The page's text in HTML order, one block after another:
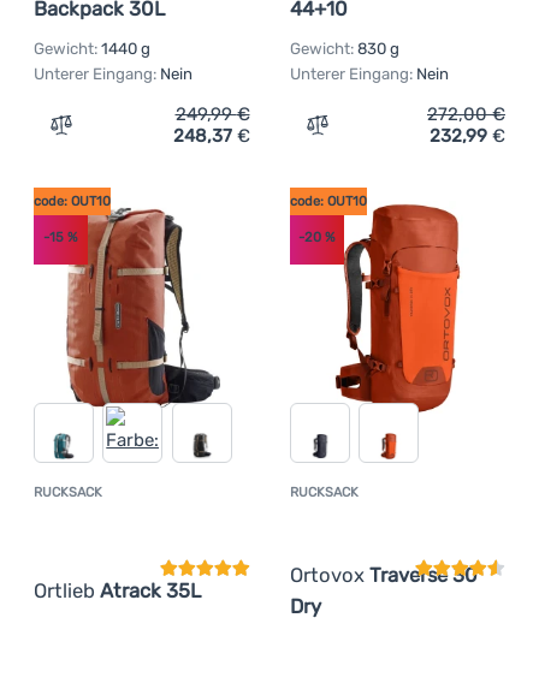
Backpack 30L
Gewicht: 1440 g
Unterer Eingang: Nein
Zum Vergleich 'Rucksack Peak Design Travel Backpack
249,99€
248,37 €
44+10
Gewicht: 830 g
Unterer Eingang: Nein
Zum Vergleich 'Rucksack
272,00€
232,99 €
RUCKSACK
Ortlieb Atrack 35L
Kundenbewertung
code: OUT10
-15 %
RUCKSACK
Ortovox Traverse 30
Dry
code: OUT10
-20%